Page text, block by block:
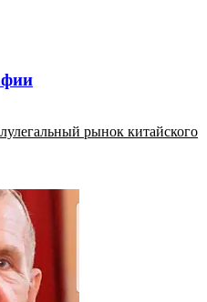
рынок китайского